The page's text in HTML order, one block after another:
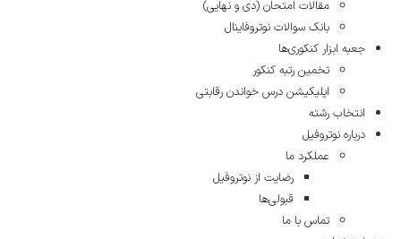
مقالات امتحان (دی و نهایی)
بانک سوالات نوتروفاینال
جعبه ابزار کنکوری‌ها
تخمین رتبه کنکور
اپلیکیشن درس خواندن رقابتی
انتخاب رشته
درباره نوتروفیل
عملکرد ما
رضایت از نوتروفیل
قبولی‌ها
تماس با ما